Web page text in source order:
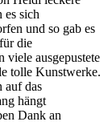
es sich
und so gab es
die
viele ausgepustete
tolle Kunstwerke.
auf das
hängt
Dank an